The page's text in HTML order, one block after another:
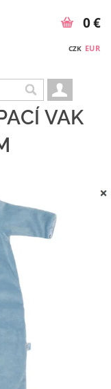
CZK EUR
0 €
VAK